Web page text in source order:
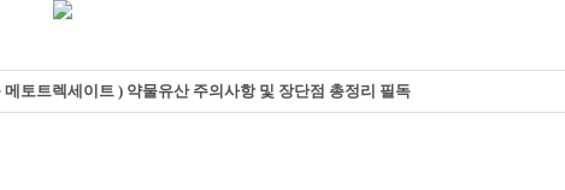
토트렉세이트 ) 약물유산 주의사항 및 장단점 총정리 필독